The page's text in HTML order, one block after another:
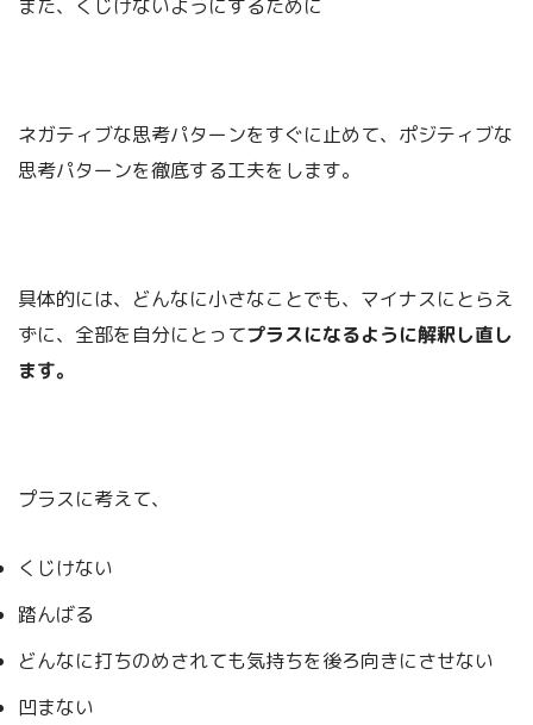
また、くじけないようにするために
ネガティブな思考パターンをすぐに止めて、ポジティブな
思考パターンを徹底する工夫をします。
具体的には、どんなに小さなことでも、マイナスにとらえ
ずに、全部を自分にとってプラスになるように解釈し直し
ます。
プラスに考えて、
くじけない
踏んばる
どんなに打ちのめされても気持ちを後ろ向きにさせない
凹まない